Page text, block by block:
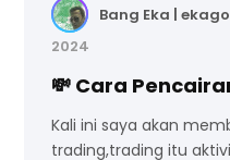
Bang Eka |
2024
💸 Cara
Kali ini saya akan
trading,trading itu